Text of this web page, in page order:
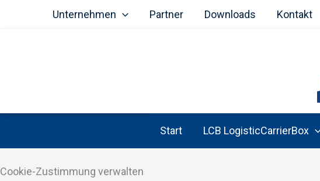
Cookie-Zustimmung verwalten
Unternehmen Partner Downloads Kontakt
Start LCB LogisticCarrierBox